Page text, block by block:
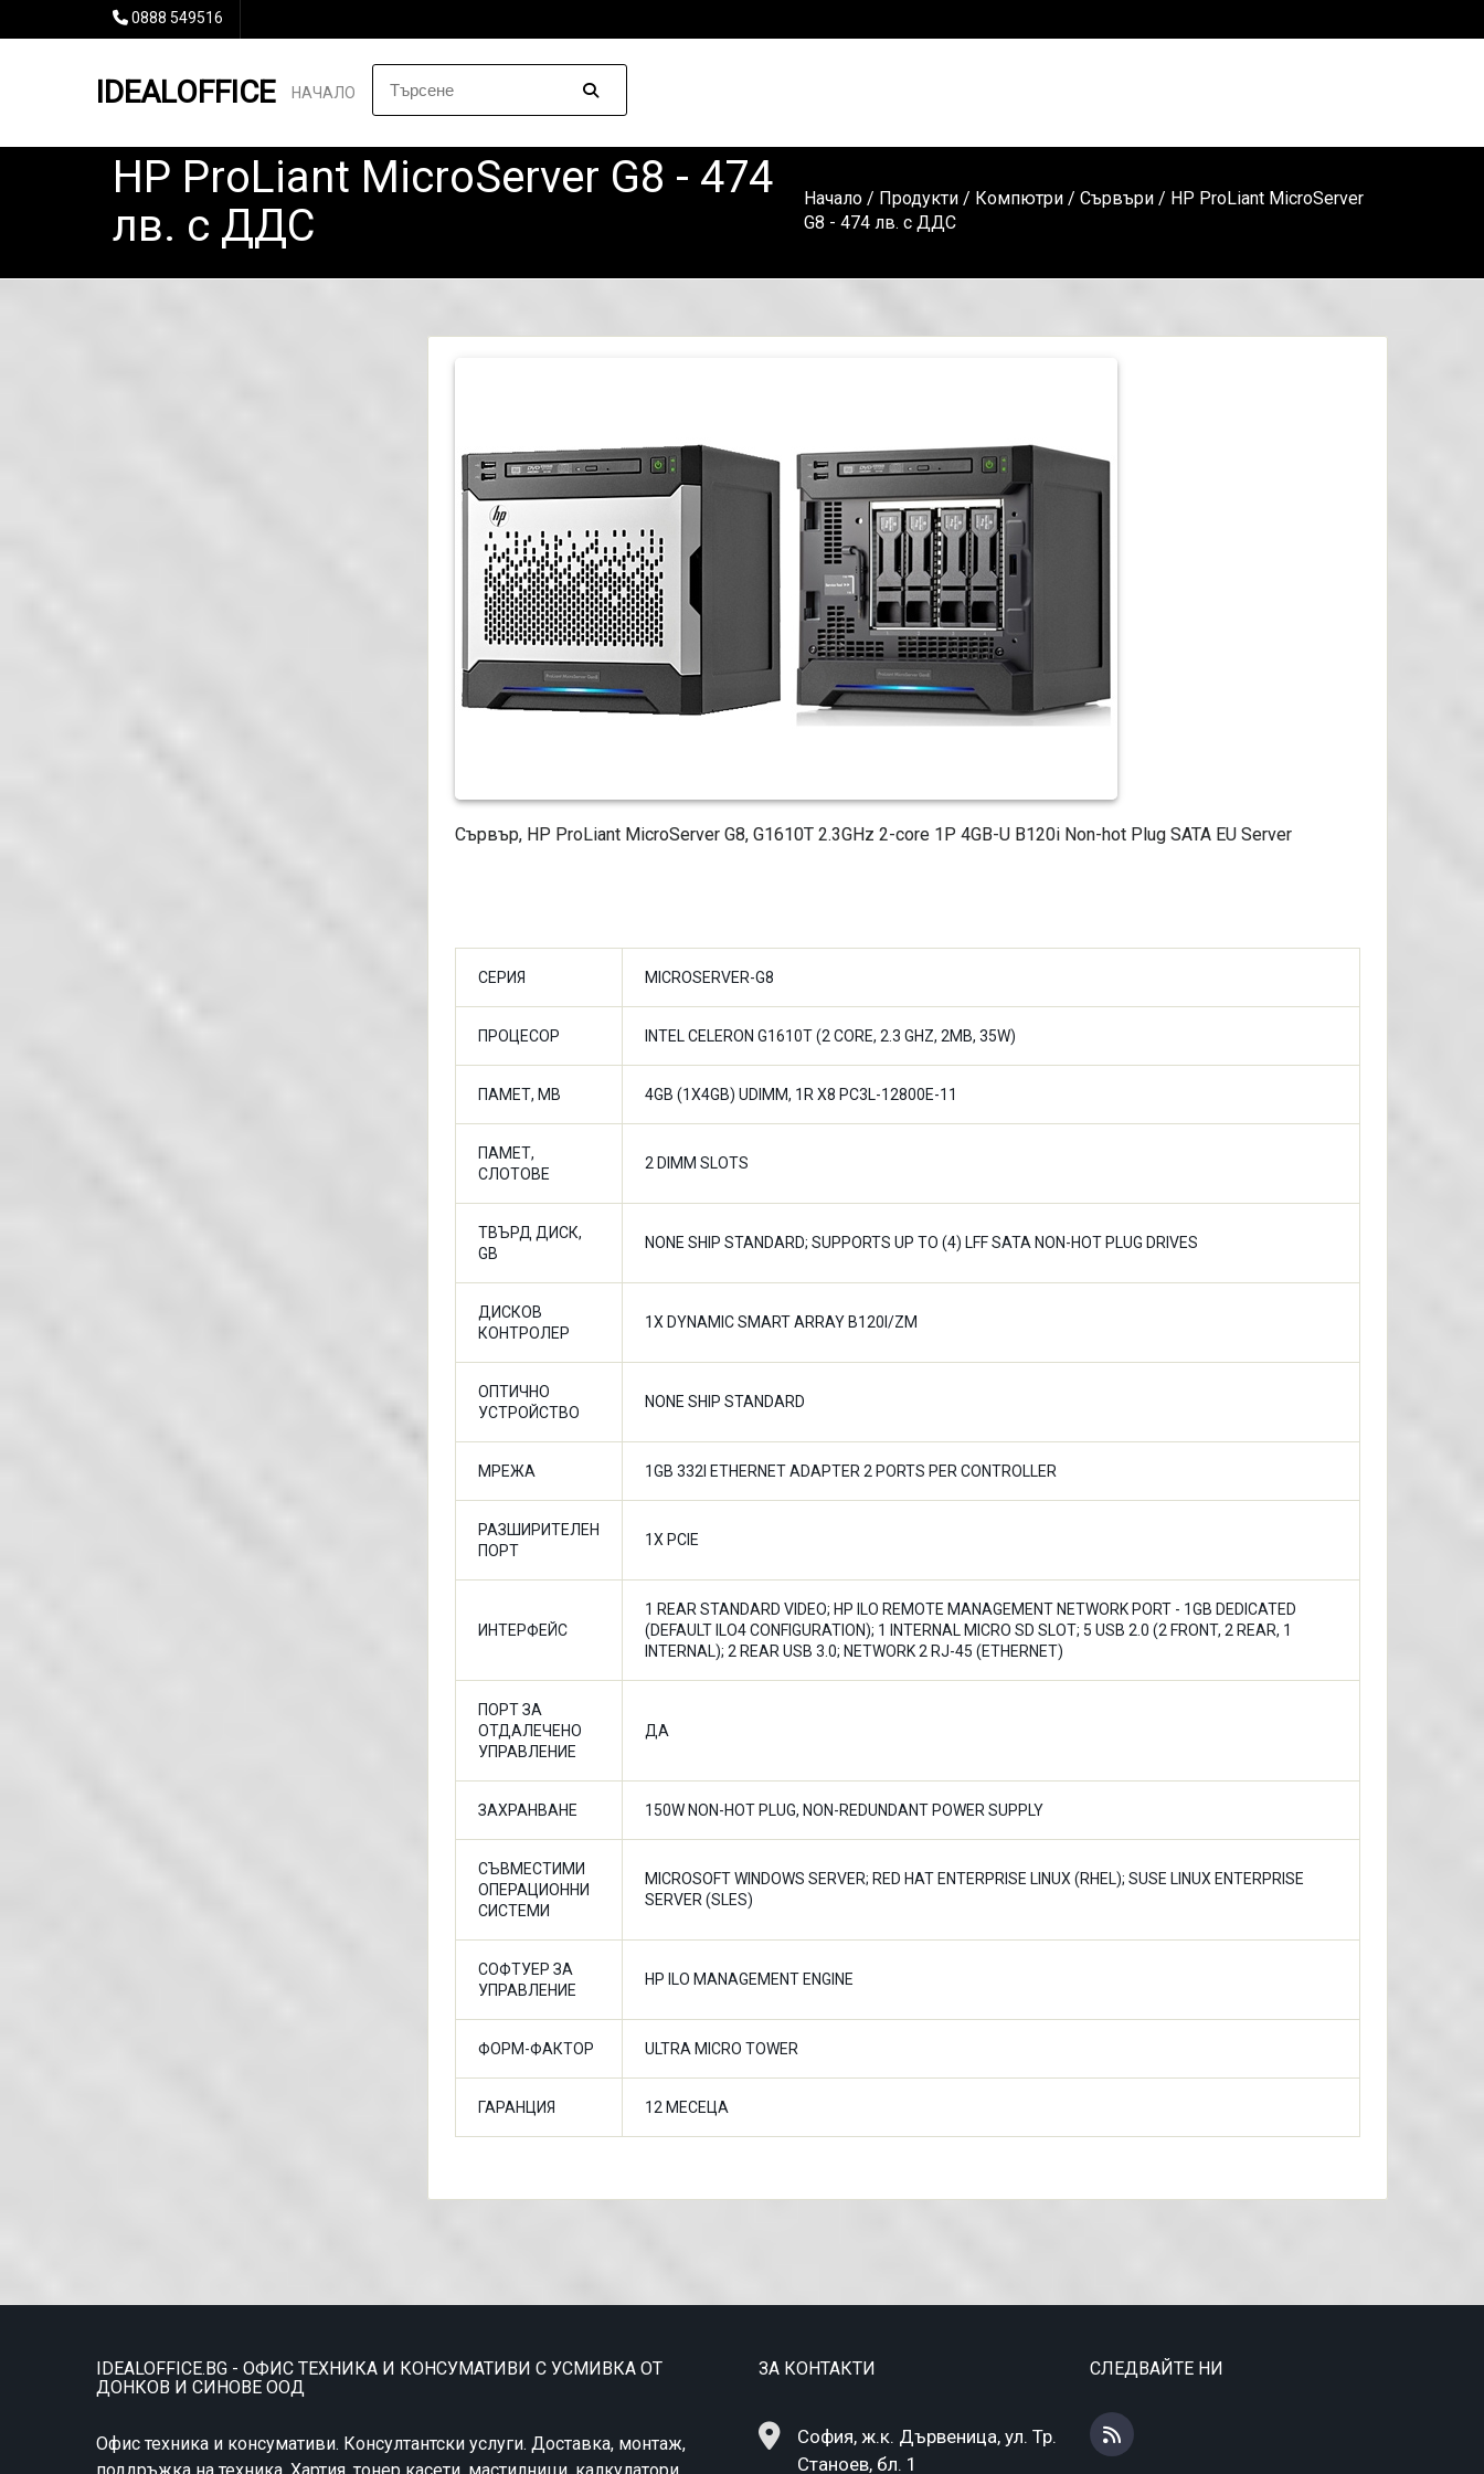
0888 549516
IDEALOFFICE НАЧАЛО
HP ProLiant MicroServer G8 - 474
лв. с ДДС
Начало / Продукти / Компютри / Сървъри / HP ProLiant MicroServer
G8 - 474 лв. с ДДС
Сървър, HP ProLiant MicroServer G8, G1610T 2.3GHz 2-core 1P 4GB-U B120i Non-hot Plug SATA EU Server
СЕРИЯ MICROSERVER-G8
ПРОЦЕСОР INTEL CELERON G1610T (2 CORE, 2.3 GHZ, 2MB, 35W)
ПАМЕТ, MB 4GB (1X4GB) UDIMM, 1R X8 PC3L-12800E-11
ПАМЕТ,
СЛОТОВЕ
2 DIMM SLOTS
ТВЪРД ДИСК,
GB
NONE SHIP STANDARD; SUPPORTS UP TO (4) LFF SATA NON-HOT PLUG DRIVES
ДИСКОВ
КОНТРОЛЕР
1X DYNAMIC SMART ARRAY B120I/ZM
ОПТИЧНО
УСТРОЙСТВО
NONE SHIP STANDARD
МРЕЖА 1GB 332I ETHERNET ADAPTER 2 PORTS PER CONTROLLER
РАЗШИРИТЕЛЕН
ПОРТ
1X PCIE
ИНТЕРФЕЙС
1 REAR STANDARD VIDEO; HP ILO REMOTE MANAGEMENT NETWORK PORT - 1GB DEDICATED
(DEFAULT ILO4 CONFIGURATION); 1 INTERNAL MICRO SD SLOT; 5 USB 2.0 (2 FRONT, 2 REAR, 1
INTERNAL); 2 REAR USB 3.0; NETWORK 2 RJ-45 (ETHERNET)
ПОРТ ЗА
ОТДАЛЕЧЕНО
УПРАВЛЕНИЕ
ДА
ЗАХРАНВАНЕ 150W NON-HOT PLUG, NON-REDUNDANT POWER SUPPLY
СЪВМЕСТИМИ
ОПЕРАЦИОННИ
СИСТЕМИ
MICROSOFT WINDOWS SERVER; RED HAT ENTERPRISE LINUX (RHEL); SUSE LINUX ENTERPRISE
SERVER (SLES)
СОФТУЕР ЗА
УПРАВЛЕНИЕ
HP ILO MANAGEMENT ENGINE
ФОРМ-ФАКТОР ULTRA MICRO TOWER
ГАРАНЦИЯ 12 МЕСЕЦА
IDEALOFFICE.BG - ОФИС ТЕХНИКА И КОНСУМАТИВИ С УСМИВКА ОТ
ДОНКОВ И СИНОВЕ ООД
Офис техника и консумативи. Консултантски услуги. Доставка, монтаж,
ЗА КОНТАКТИ
София, ж.к. Дървеница, ул. Тр.
Станоев, бл. 1
СЛЕДВАЙТЕ НИ